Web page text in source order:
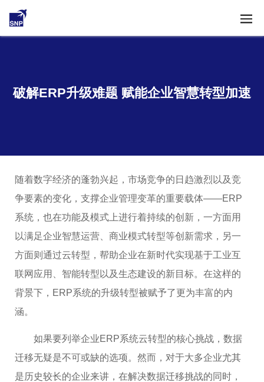
破解ERP升级难题 赋能企业智慧转型加速
随着数字经济的蓬勃兴起，市场竞争的日趋激烈以及竞
争要素的变化，支撑企业管理变革的重要载体——ERP
系统，也在功能及模式上进行着持续的创新，一方面用
以满足企业智慧运营、商业模式转型等创新需求，另一
方面则通过云转型，帮助企业在新时代实现基于工业互
联网应用、智能转型以及生态建设的新目标。在这样的
背景下，ERP系统的升级转型被赋予了更为丰富的内
涵。
如果要列举企业ERP系统云转型的核心挑战，数据
迁移无疑是不可或缺的选项。然而，对于大多企业尤其
是历史较长的企业来讲，在解决数据迁移挑战的同时，